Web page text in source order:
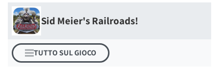
Sid Meier's Railroads!
TUTTO SUL GIOCO